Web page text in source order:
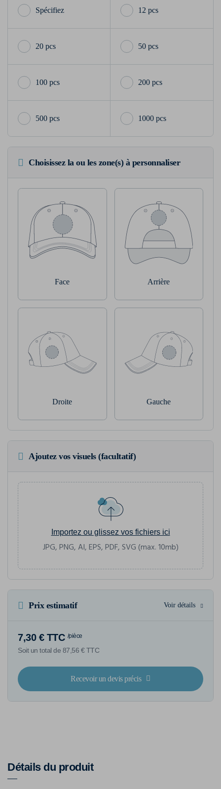
12 pcs
20 pcs 50 pcs
100 pcs 200 pcs
500 pcs 1000 pcs
Choisissez la ou les zone(s) à personnaliser
Face Arrière
Droite Gauche
Ajoutez vos visuels (facultatif)
Importez ou glissez vos fichiers ici
JPG, PNG, AI, EPS, PDF, SVG (max. 10mb)
Prix estimatif Voir détails
7,30 € TTC /pièce
Soit un total de 87,56 € TTC
Recevoir un devis précis
Détails du produit